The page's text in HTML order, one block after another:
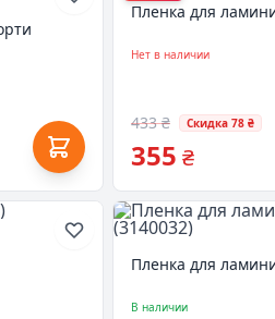
Пленка для
Нет в наличии
433 ₴ Скидка 78 ₴
355 ₴
Пленка для
В наличии